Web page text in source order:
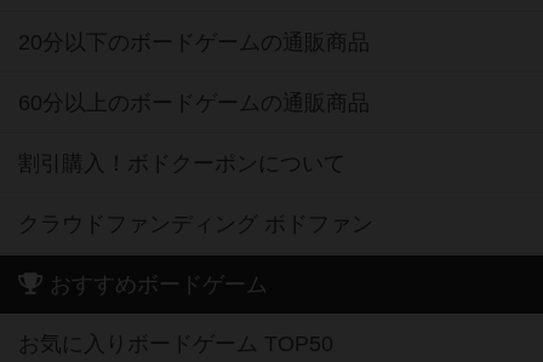
20分以下のボードゲームの通販商品
60分以上のボードゲームの通販商品
割引購入！ボドクーポンについて
クラウドファンディング ボドファン
おすすめボードゲーム
お気に入りボードゲーム TOP50